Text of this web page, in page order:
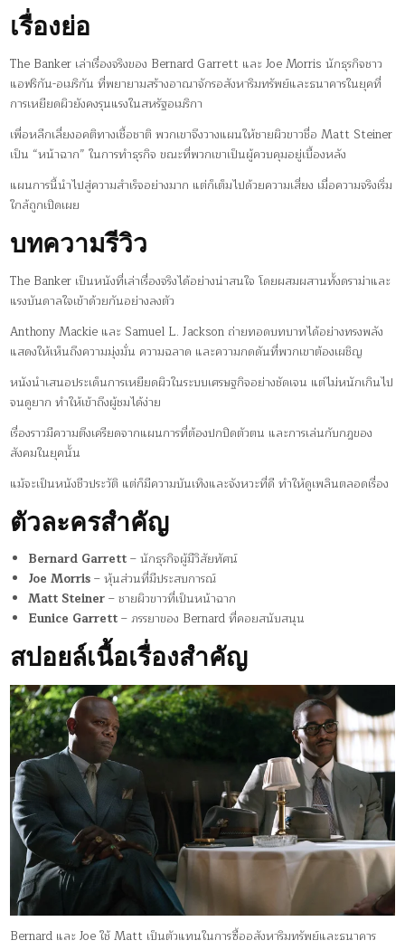
เรื่องย่อ
The Banker เล่าเรื่องจริงของ Bernard Garrett และ Joe Morris นักธุรกิจชาว
แอฟริกัน-อเมริกัน ที่พยายามสร้างอาณาจักรอสังหาริมทรัพย์และธนาคารในยุคที่
การเหยียดผิวยังคงรุนแรงในสหรัฐอเมริกา
เพื่อหลีกเลี่ยงอคติทางเชื้อชาติ พวกเขาจึงวางแผนให้ชายผิวขาวชื่อ Matt Steiner
เป็น “หน้าฉาก” ในการทำธุรกิจ ขณะที่พวกเขาเป็นผู้ควบคุมอยู่เบื้องหลัง
แผนการนี้นำไปสู่ความสำเร็จอย่างมาก แต่ก็เต็มไปด้วยความเสี่ยง เมื่อความจริงเริ่ม
ใกล้ถูกเปิดเผย
บทความรีวิว
The Banker เป็นหนังที่เล่าเรื่องจริงได้อย่างน่าสนใจ โดยผสมผสานทั้งดราม่าและ
แรงบันดาลใจเข้าด้วยกันอย่างลงตัว
Anthony Mackie และ Samuel L. Jackson ถ่ายทอดบทบาทได้อย่างทรงพลัง
แสดงให้เห็นถึงความมุ่งมั่น ความฉลาด และความกดดันที่พวกเขาต้องเผชิญ
หนังนำเสนอประเด็นการเหยียดผิวในระบบเศรษฐกิจอย่างชัดเจน แต่ไม่หนักเกินไป
จนดูยาก ทำให้เข้าถึงผู้ชมได้ง่าย
เรื่องราวมีความตึงเครียดจากแผนการที่ต้องปกปิดตัวตน และการเล่นกับกฎของ
สังคมในยุคนั้น
แม้จะเป็นหนังชีวประวัติ แต่ก็มีความบันเทิงและจังหวะที่ดี ทำให้ดูเพลินตลอดเรื่อง
ตัวละครสำคัญ
Bernard Garrett– นักธุรกิจผู้มีวิสัยทัศน์
Joe Morris– หุ้นส่วนที่มีประสบการณ์
Matt Steiner– ชายผิวขาวที่เป็นหน้าฉาก
Eunice Garrett– ภรรยาของ Bernard ที่คอยสนับสนุน
สปอยล์เนื้อเรื่องสำคัญ
Bernard และ Joe ใช้ Matt เป็นตัวแทนในการซื้ออสังหาริมทรัพย์และธนาคาร